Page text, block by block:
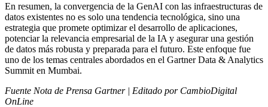
En resumen, la convergencia de la GenAI con las infraestructuras de
datos existentes no es solo una tendencia tecnológica, sino una
estrategia que promete optimizar el desarrollo de aplicaciones,
potenciar la relevancia empresarial de la IA y asegurar una gestión
de datos más robusta y preparada para el futuro. Este enfoque fue
uno de los temas centrales abordados en el Gartner Data & Analytics
Summit en Mumbai.
Fuente Nota de Prensa Gartner | Editado por CambioDigital
OnLine